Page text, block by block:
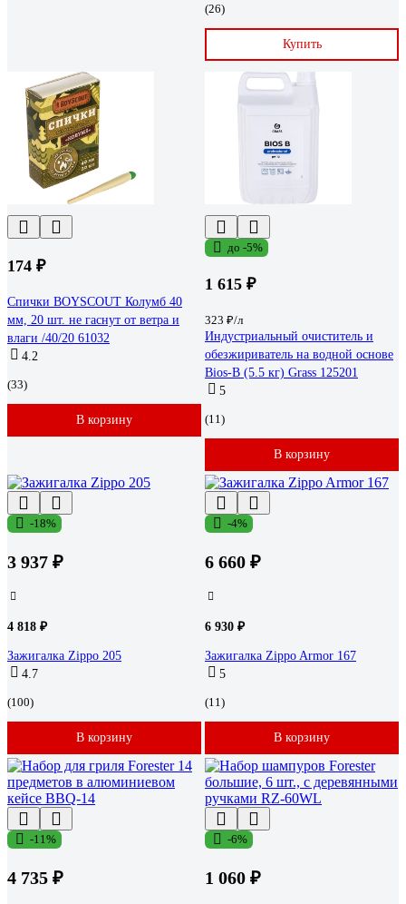
(26)
Купить
174 ₽
Спички BOYSCOUT Колумб 40
мм, 20 шт. не гаснут от ветра и
влаги /40/20 61032
4.2
(33)
В корзину
до -5%
1 615 ₽
323 ₽/л
Индустриальный очиститель и
обезжириватель на водной основе
Bios-B (5.5 кг) Grass 125201
5
(11)
В корзину
-18%
3 937 ₽
4 818 ₽
Зажигалка Zippo 205
4.7
(100)
В корзину
-4%
6 660 ₽
6 930 ₽
Зажигалка Zippo Armor 167
5
(11)
В корзину
-11%
4 735 ₽
-6%
1 060 ₽